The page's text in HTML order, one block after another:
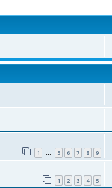
1 … 5 6 7 8 9
1 2 3 4 5